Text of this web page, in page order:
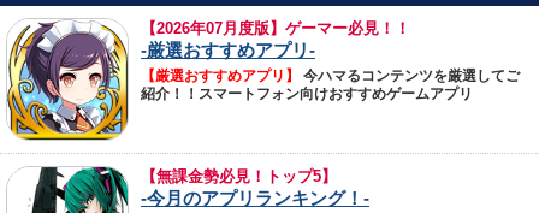
【2026年07月度版】ゲーマー必見！！
-厳選おすすめアプリ-
【厳選おすすめアプリ】
今ハマるコンテンツを厳選してご
紹介！！スマートフォン向けおすすめゲームアプリ
【無課金勢必見！トップ5】
-今月のアプリランキング！-